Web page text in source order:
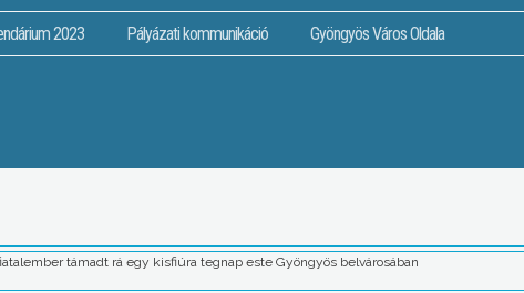
2023 Pályázati kommunikáció Gyöngyös Város Oldala
támadt rá egy kisfiúra tegnap este Gyöngyös belvárosában